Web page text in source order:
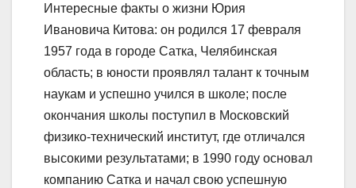
Интересные факты о жизни Юрия
Ивановича Китова: он родился 17 февраля
1957 года в городе Сатка, Челябинская
область; в юности проявлял талант к точным
наукам и успешно учился в школе; после
окончания школы поступил в Московский
физико-технический институт, где отличался
высокими результатами; в 1990 году основал
компанию Сатка и начал свою успешную